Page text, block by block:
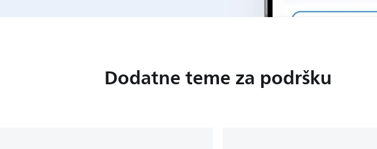
Dodatne teme za podršku